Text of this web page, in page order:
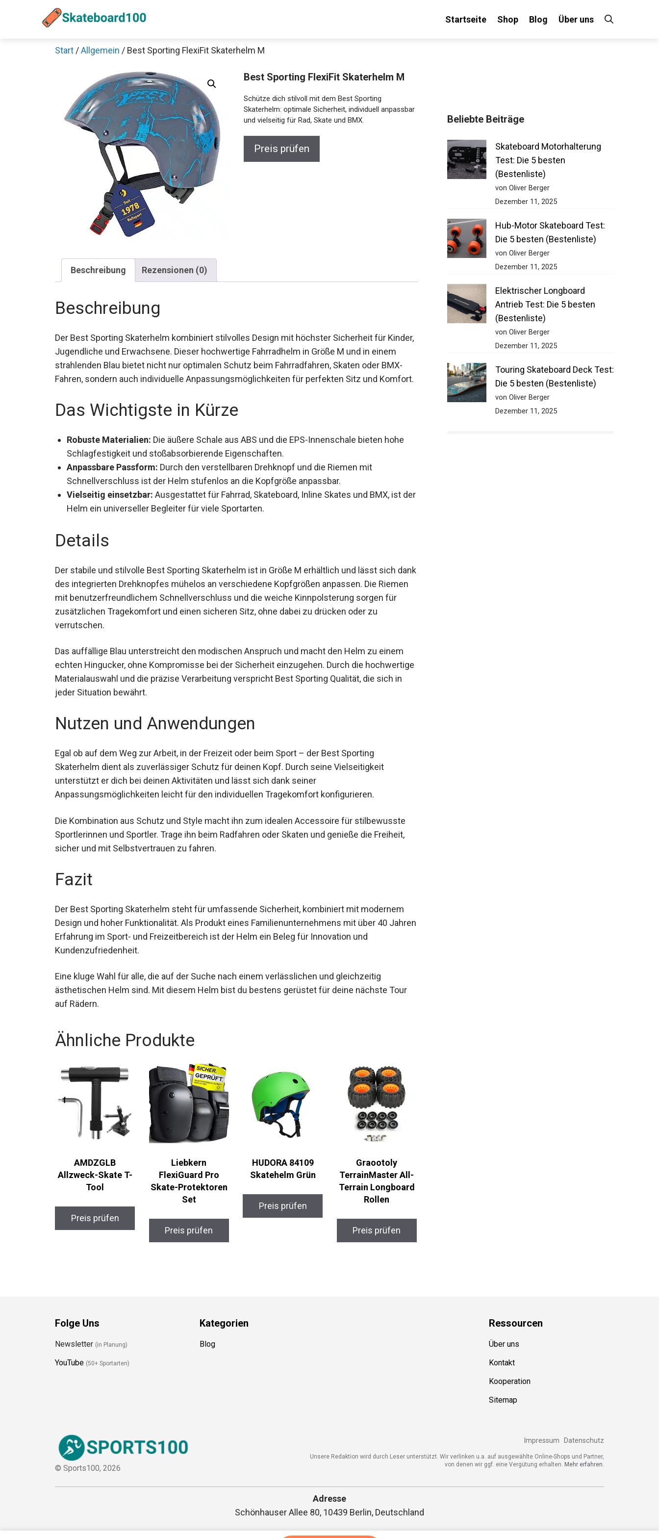
Startseite Shop Blog Über uns
Start /Allgemein / Best Sporting FlexiFit Skaterhelm M
Best Sporting FlexiFit Skaterhelm M
Schütze dich stilvoll mit dem Best Sporting
Skaterhelm: optimale Sicherheit, individuell anpassbar
und vielseitig für Rad, Skate und BMX.
Preis prüfen
Beschreibung Rezensionen (0)
Beschreibung
Der Best Sporting Skaterhelm kombiniert stilvolles Design mit höchster Sicherheit für
Kinder, Jugendliche und Erwachsene. Dieser hochwertige Fahrradhelm in Größe M und in
einem strahlenden Blau bietet nicht nur optimalen Schutz beim Fahrradfahren, Skaten oder
BMX-Fahren, sondern auch individuelle Anpassungsmöglichkeiten für perfekten Sitz und
Das Wichtigste in Kürze
Robuste Materialien:Die äußere Schale aus ABS und die EPS-Innenschale bieten hohe
Schlagfestigkeit und stoßabsorbierende Eigenschaften.
Anpassbare Passform:Durch den verstellbaren Drehknopf und die Riemen mit
Schnellverschluss ist der Helm stufenlos an die Kopfgröße anpassbar.
Vielseitig einsetzbar:Ausgestattet für Fahrrad, Skateboard, Inline Skates und BMX, ist
Details
Der stabile und stilvolle Best Sporting Skaterhelm ist in Größe M erhältlich und lässt sich
dank des integrierten Drehknopfes mühelos an verschiedene Kopfgrößen anpassen. Die
Riemen mit benutzerfreundlichem Schnellverschluss und die weiche Kinnpolsterung
sorgen für zusätzlichen Tragekomfort und einen sicheren Sitz, ohne dabei zu drücken oder
Das auffällige Blau unterstreicht den modischen Anspruch und macht den Helm zu einem
echten Hingucker, ohne Kompromisse bei der Sicherheit einzugehen. Durch die
hochwertige Materialauswahl und die präzise Verarbeitung verspricht Best Sporting Qualität,
Nutzen und Anwendungen
Egal ob auf dem Weg zur Arbeit, in der Freizeit oder beim Sport – der Best Sporting
Skaterhelm dient als zuverlässiger Schutz für deinen Kopf. Durch seine Vielseitigkeit
unterstützt er dich bei deinen Aktivitäten und lässt sich dank seiner
Die Kombination aus Schutz und Style macht ihn zum idealen Accessoire für stilbewusste
Sportlerinnen und Sportler. Trage ihn beim Radfahren oder Skaten und genieße die Freiheit,
Fazit
Der Best Sporting Skaterhelm steht für umfassende Sicherheit, kombiniert mit modernem
Design und hoher Funktionalität. Als Produkt eines Familienunternehmens mit über 40
Jahren Erfahrung im Sport- und Freizeitbereich ist der Helm ein Beleg für Innovation und
Eine kluge Wahl für alle, die auf der Suche nach einem verlässlichen und gleichzeitig
ästhetischen Helm sind. Mit diesem Helm bist du bestens gerüstet für deine nächste Tour
Ähnliche Produkte
AMDZGLB
Allzweck-Skate T-
Preis prüfen
Liebkern
FlexiGuard Pro
Skate-Protektoren
Preis prüfen
HUDORA 84109
Preis prüfen
Graootoly
TerrainMaster All-
Terrain Longboard
Preis prüfen
Beliebte Beiträge
Skateboard Motorhalterung
Test: Die 5 besten
(Bestenliste)
von Oliver Berger
Dezember 11, 2025
Hub-Motor Skateboard Test:
Die 5 besten (Bestenliste)
von Oliver Berger
Dezember 11, 2025
Elektrischer Longboard
Antrieb Test: Die 5 besten
(Bestenliste)
von Oliver Berger
Dezember 11, 2025
Touring Skateboard Deck
Test: Die 5 besten
(Bestenliste)
von Oliver Berger
Unsere Redaktion wird durch Leser unterstützt. Wir verlinken u.a. auf ausgewählte Online-Shops und Partner,
Adresse
Jetzt anschauen